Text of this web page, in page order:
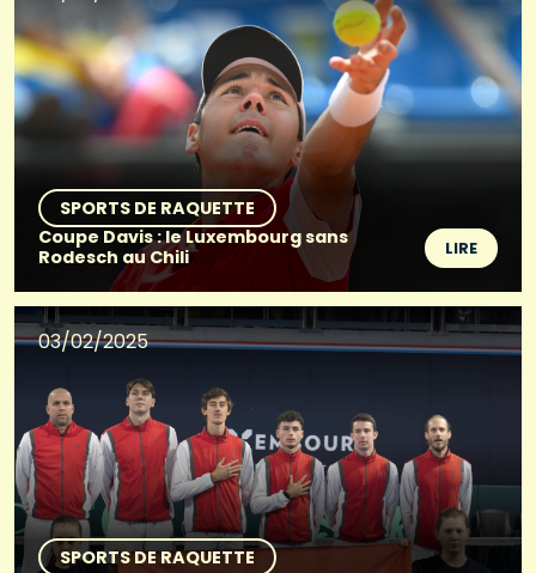
SPORTS DE RAQUETTE
Coupe Davis : le Luxembourg sans
Rodesch au Chili
LIRE
03/02/2025
SPORTS DE RAQUETTE